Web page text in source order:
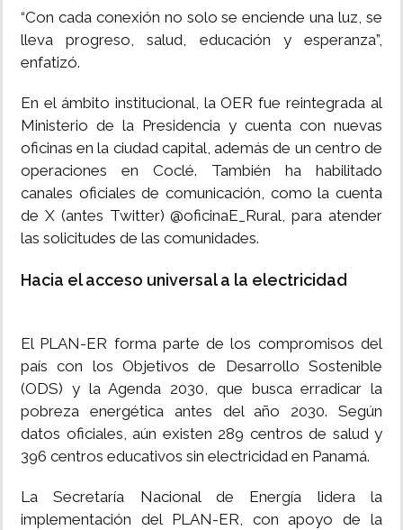
“Con cada conexión no solo se enciende una luz, se
lleva progreso, salud, educación y esperanza”,
enfatizó.
En el ámbito institucional, la OER fue reintegrada al
Ministerio de la Presidencia y cuenta con nuevas
oficinas en la ciudad capital, además de un centro de
operaciones en Coclé. También ha habilitado
canales oficiales de comunicación, como la cuenta
de X (antes Twitter) @oficinaE_Rural, para atender
las solicitudes de las comunidades.
Hacia el acceso universal a la electricidad
El PLAN-ER forma parte de los compromisos del
país con los Objetivos de Desarrollo Sostenible
(ODS) y la Agenda 2030, que busca erradicar la
pobreza energética antes del año 2030. Según
datos oficiales, aún existen 289 centros de salud y
396 centros educativos sin electricidad en Panamá.
La Secretaría Nacional de Energía lidera la
implementación del PLAN-ER, con apoyo de la